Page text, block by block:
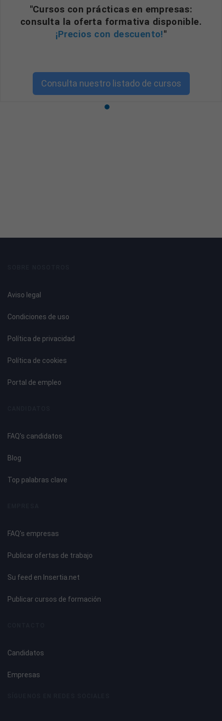
"Cursos con prácticas en empresas:
consulta la oferta formativa disponible.
¡Precios con descuento!"
Consulta nuestro listado de cursos
Aviso legal
Condiciones de uso
Política de privacidad
Política de cookies
Portal de empleo
FAQ's candidatos
Blog
Top palabras clave
FAQ's empresas
Publicar ofertas de trabajo
Su feed en Insertia.net
Publicar cursos de formación
Candidatos
Empresas